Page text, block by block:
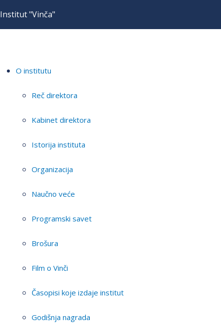
Institut "Vinča"
O institutu
Reč direktora
Kabinet direktora
Istorija instituta
Organizacija
Naučno veće
Programski savet
Brošura
Film o Vinči
Časopisi koje izdaje institut
Godišnja nagrada